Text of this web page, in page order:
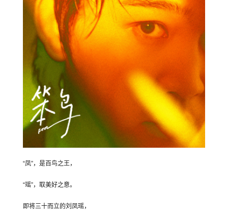
“凤”，是百鸟之王，
“瑶”，取美好之意。
即将三十而立的刘凤瑶，